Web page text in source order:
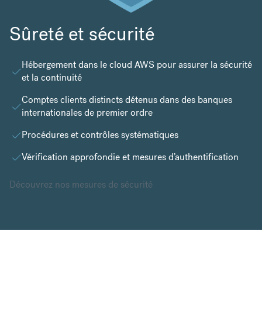
Sûreté et sécurité
Hébergement dans lecloud AWSpour assurer la sécurité
et la continuité
Comptes clients distincts détenus dans des banques
internationales de premier ordre
Procédures et contrôles systématiques
Vérification approfondie et mesures d’authentification
Découvrez nos mesures de sécurité